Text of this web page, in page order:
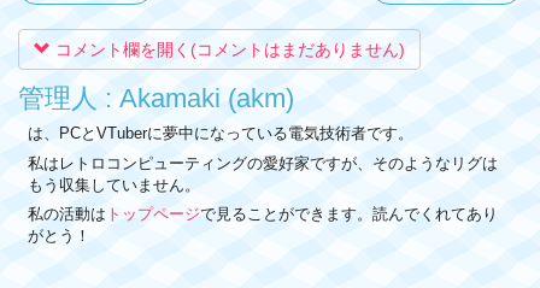
コメント欄を開く(コメントはまだありません)
管理人 : Akamaki (akm)
は、PCとVTuberに夢中になっている電気技術者です。
私はレトロコンピューティングの愛好家ですが、そのようなリグは
もう収集していません。
私の活動は トップページで見ることができます。読んでくれてあり
がとう！